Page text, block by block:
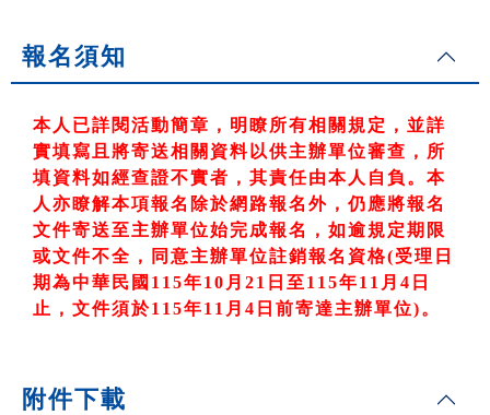
報名須知
本人已詳閱活動簡章，明瞭所有相關規定，並詳
實填寫且將寄送相關資料以供主辦單位審查，所
填資料如經查證不實者，其責任由本人自負。本
人亦瞭解本項報名除於網路報名外，仍應將報名
文件寄送至主辦單位始完成報名，如逾規定期限
或文件不全，同意主辦單位註銷報名資格(受理日
期為中華民國 115年10 月21 日至115年11 月4 日
止，文件須於115年11 月4 日前寄達主辦單位)。
附件下載